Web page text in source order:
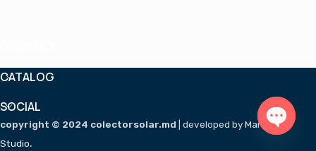
CATALOG
SOCIAL
copyright © 2024 colectorsolar.md | developed byMandarin
Studio.